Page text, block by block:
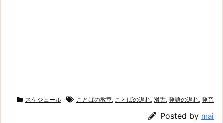
スケジュール ことばの教室, ことばの遅れ, 滑舌, 発語の遅れ, 発音
Posted by mai